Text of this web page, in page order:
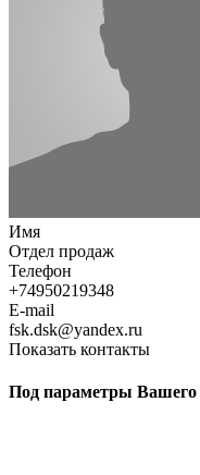
Имя
Отдел продаж
Телефон
+74950219348
E-mail
fsk.dsk@yandex.ru
Показать контакты
Под параметры Вашего